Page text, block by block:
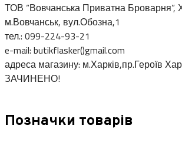
ТОВ “Вовчанська Приватна Броварня”,
м.Вовчанськ, вул.Обозна,1
тел.: 099-224-93-21
e-mail: butikflasker()gmail.com
адреса магазину: м.Харків,пр.Героїв
ЗАЧИНЕНО!
Позначки товарів